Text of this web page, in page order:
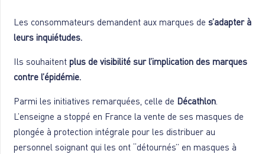
Les consommateurs demandent aux marques de s’adapter à
leurs inquiétudes.
Ils souhaitent plus de visibilité sur l’implication des marques
contre l’épidémie.
Parmi les initiatives remarquées, celle de Décathlon.
L’enseigne a stoppé en France la vente de ses masques de
plongée à protection intégrale pour les distribuer au
personnel soignant qui les ont “détournés” en masques à